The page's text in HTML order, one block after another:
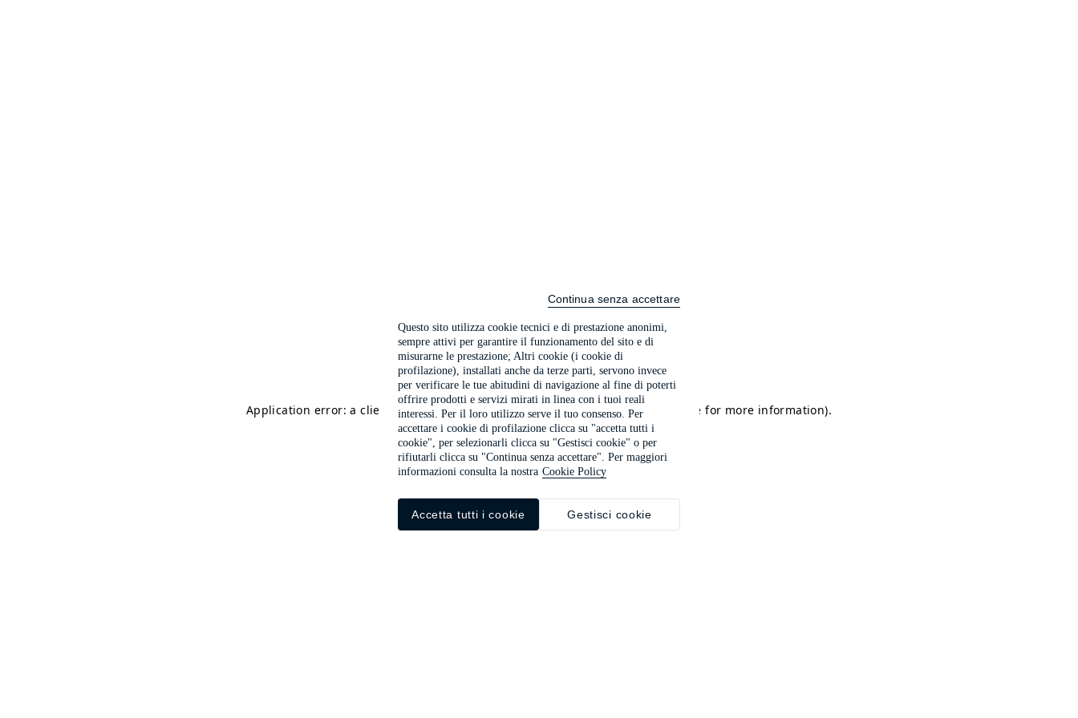
Application error: a client-side exception has occurred (see the browser console for more information).
Questo sito utilizza cookie tecnici e di prestazione anonimi,
sempre attivi per garantire il funzionamento del sito e di
misurarne le prestazione; Altri cookie (i cookie di
profilazione), installati anche da terze parti, servono invece
per verificare le tue abitudini di navigazione al fine di poterti
offrire prodotti e servizi mirati in linea con i tuoi reali
interessi. Per il loro utilizzo serve il tuo consenso. Per
accettare i cookie di profilazione clicca su "accetta tutti i
cookie", per selezionarli clicca su "Gestisci cookie" o per
rifiutarli clicca su "Continua senza accettare". Per maggiori
informazioni consulta la nostra Cookie Policy
Gestisci cookie
Accetta tutti i cookie
Continua senza accettare